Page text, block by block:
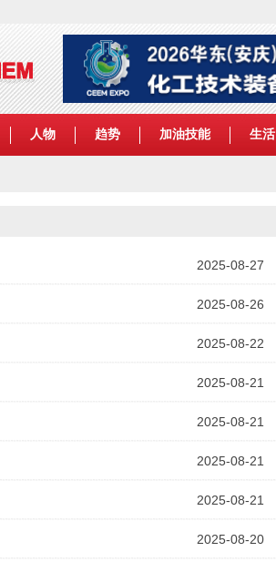
人物 趋势 加油技能 生活
2025-08-27
2025-08-26
2025-08-22
2025-08-21
2025-08-21
2025-08-21
2025-08-21
2025-08-20